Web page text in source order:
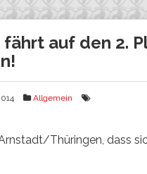
auf den 2.
Allgemein
Thüringen, dass